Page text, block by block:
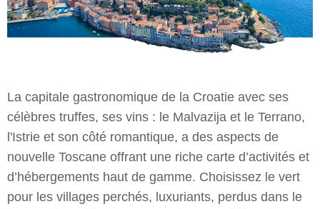
La capitale gastronomique de la Croatie avec ses
célèbres truffes, ses vins : le Malvazija et le Terrano,
l'Istrie et son côté romantique, a des aspects de
nouvelle Toscane offrant une riche carte d’activités et
d’hébergements haut de gamme. Choisissez le vert
pour les villages perchés, luxuriants, perdus dans le